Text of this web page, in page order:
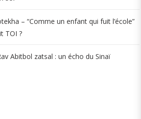
– “Comme un enfant qui fuit l’école”
TOI ?
Abitbol zatsal : un écho du Sinaï